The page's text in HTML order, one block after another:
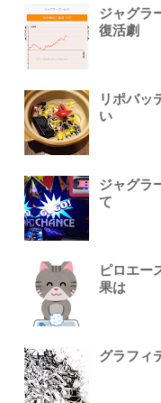
ジャグラ
復活劇
リポバッ
い
ジャグラ
て
ピロエー
果は
グラフィ